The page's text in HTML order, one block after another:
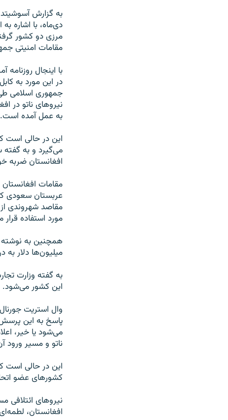
به گزارش
دی‌ماه، با اشاره
مرزی دو کشور
مقامات امنیتی
با اینجال
در این مورد به
جمهوری اسلامی
نیروهای ناتو در
به عمل آمده است.
این در حالی است
می‌گیرد و به گفته
افغانستان ضربه
مقامات
عربستان سعودی
مقاصد شهروندی
مورد استفاده قرار
همچنین به نوشته
میلیون‌‌ها دلار
این کشور می‌شود.
وال استریت
پاسخ به این پرسش
می‌شود یا خیر،‌
ناتو و مسیر ورود
این در حالی است
کشورهای عضو
نیروهای ائتلافی
افغانستان،